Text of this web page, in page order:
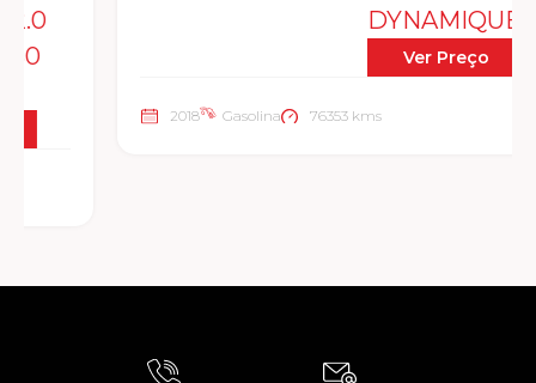
DYNAMIQUE S
Ver Preço
Gasolina 76353 kms